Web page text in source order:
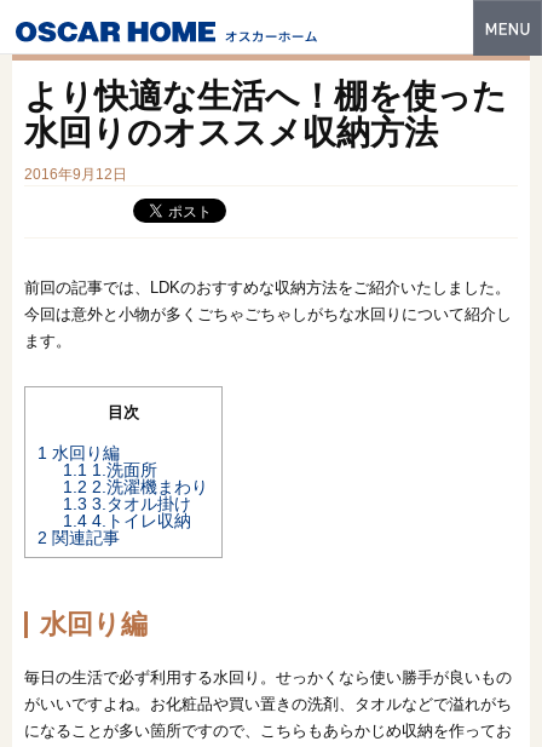
特長
イベント・モデルハウス
建築実例
より快適な生活へ！棚を使った
水回りのオススメ収納方法
2016年9月12日
前回の記事では、LDKのおすすめな収納方法をご紹介いたしました。
今回は意外と小物が多くごちゃごちゃしがちな水回りについて紹介し
ます。
目次
1 水回り編
1.1 1.洗面所
1.2 2.洗濯機まわり
1.3 3.タオル掛け
1.4 4.トイレ収納
2 関連記事
水回り編
毎日の生活で必ず利用する水回り。せっかくなら使い勝手が良いもの
がいいですよね。お化粧品や買い置きの洗剤、タオルなどで溢れがち
になることが多い箇所ですので、こちらもあらかじめ収納を作ってお